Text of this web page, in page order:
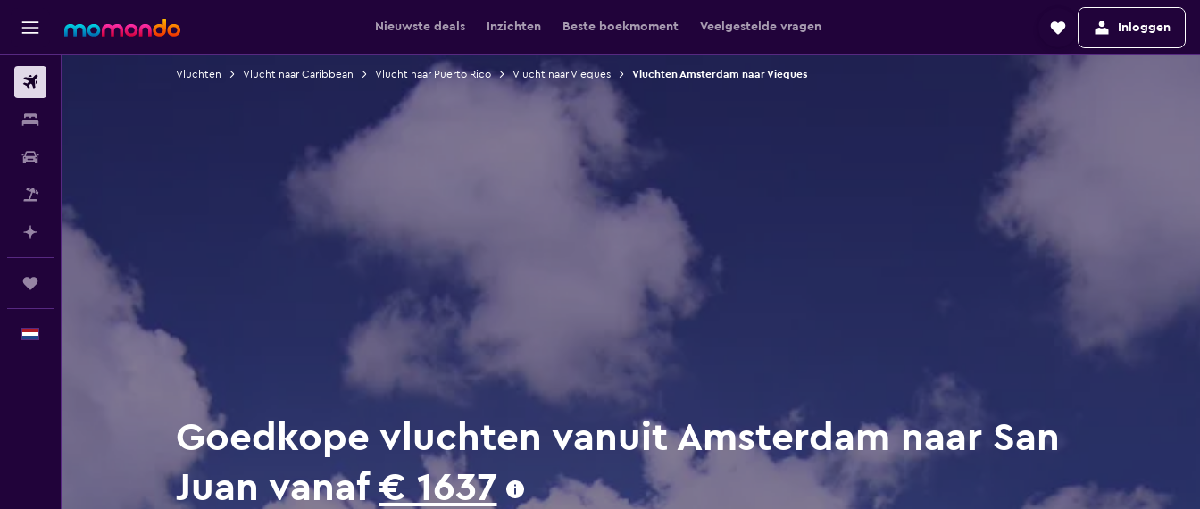
Nieuwste deals Inzichten Beste boekmoment Veelgestelde vragen Inloggen
Plan met AI
Vluchten Vlucht naar Caribbean Vlucht naar Puerto Rico Vlucht naar Vieques Vluchten Amsterdam naar Vieques
Goedkope vluchten vanuit Amsterdam naar San
Juan vanaf € 1637